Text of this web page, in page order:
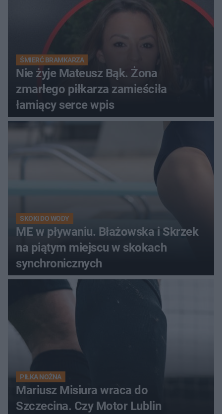
ŚMIERĆ BRAMKARZA
Nie żyje Mateusz Bąk. Żona
zmarłego piłkarza zamieściła
łamiący serce wpis
SKOKI DO WODY
ME w pływaniu. Błażowska i Skrzek
na piątym miejscu w skokach
synchronicznych
PIŁKA NOŻNA
Mariusz Misiura wraca do
Szczecina. Czy Motor Lublin